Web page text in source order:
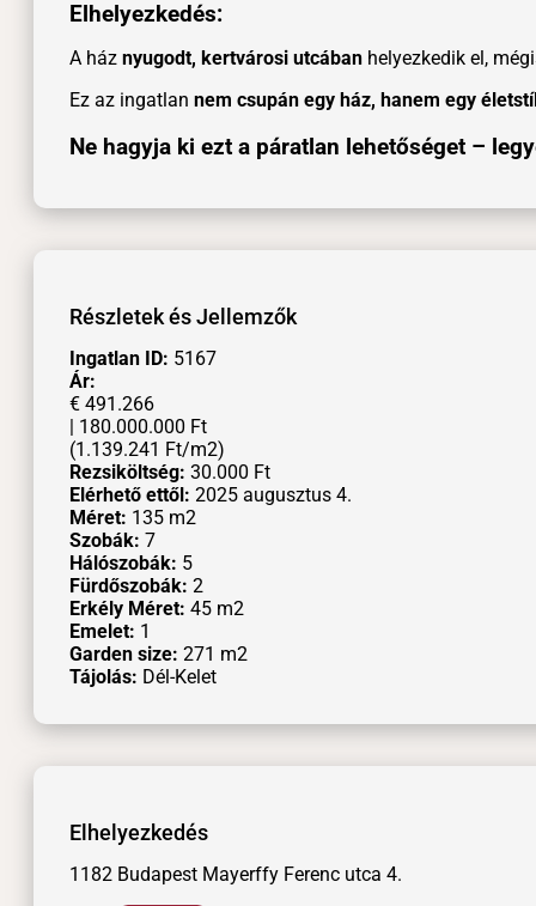
Elhelyezkedés:
A ház nyugodt, kertvárosi utcában helyezkedik el,
Ez az ingatlan nem csupán egy ház, hanem egy
Ne hagyja ki ezt a páratlan lehetőséget –
Részletek és Jellemzők
Ingatlan ID: 5167
Ár:
€ 491.266
| 180.000.000 Ft
(1.139.241 Ft/m2)
Rezsiköltség: 30.000 Ft
Elérhető ettől: 2025 augusztus 4.
Méret: 135 m2
Szobák: 7
Hálószobák: 5
Fürdőszobák: 2
Erkély Méret: 45 m2
Emelet: 1
Garden size: 271 m2
Tájolás: Dél-Kelet
Elhelyezkedés
1182 Budapest Mayerffy Ferenc utca 4.